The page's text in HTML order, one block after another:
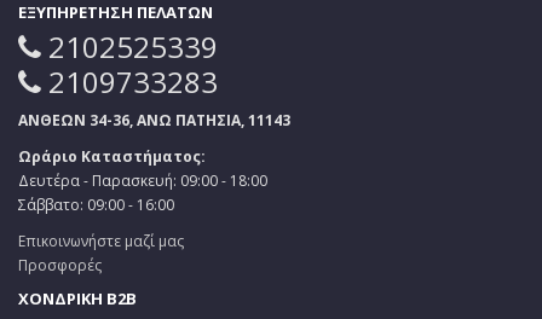
ΕΞΥΠΗΡΕΤΗΣΗ ΠΕΛΑΤΩΝ
2102525339
2109733283
ΑΝΘΕΩΝ 34-36, ΑΝΩ ΠΑΤΗΣΙΑ, 11143
Ωράριο Καταστήματος:
Δευτέρα - Παρασκευή: 09:00 - 18:00
Σάββατο: 09:00 - 16:00
Επικοινωνήστε μαζί μας
Προσφορές
ΧΟΝΔΡΙΚΗ B2B